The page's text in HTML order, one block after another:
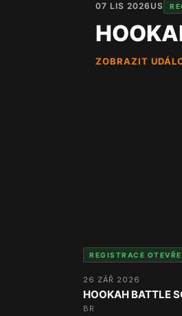
07 LIS 2026 US
ZOBRAZIT
REGISTRACE
26 ZÁŘ 2026
HOOKAH BATTLE
BR